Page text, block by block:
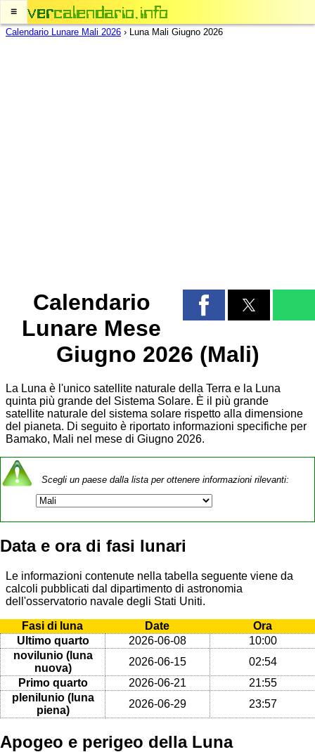
≡
Calendario Lunare Mali 2026 › Luna Mali Giugno 2026
Calendario
Lunare Mese
Giugno 2026 (Mali)
La Luna è l'unico satellite naturale della Terra e la Luna
quinta più grande del Sistema Solare. È il più grande
satellite naturale del sistema solare rispetto alla dimensione
del pianeta. Di seguito è riportato informazioni specifiche per
Bamako, Mali nel mese di Giugno 2026.
Scegli un paese dalla lista per ottenere informazioni rilevanti:
Data e ora di fasi lunari
Le informazioni contenute nella tabella seguente viene da
calcoli pubblicati dal dipartimento di astronomia
dell'osservatorio navale degli Stati Uniti.
Fasi di luna Date
Ora
Ultimo quarto
2026-06-08
10:00
novilunio (luna
nuova)
2026-06-15
02:54
Primo quarto
2026-06-21
21:55
plenilunio (luna
piena)
2026-06-29 23:57
Apogeo e perigeo della Luna